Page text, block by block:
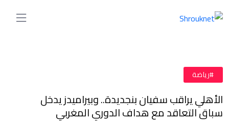
#رياضة
الأهلي يراقب سفيان بنجديدة.. وبيراميدز يدخل
سباق التعاقد مع هداف الدوري المغربي